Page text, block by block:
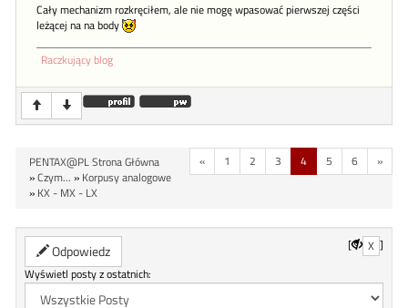
Cały mechanizm rozkręciłem, ale nie mogę wpasować pierwszej części
leżącej na na body
Raczkujący blog
« 1 2 3 4 5 6 »
PENTAX@PL Strona Główna
»Czym... » Korpusy analogowe
» KX - MX - LX
Odpowiedz [ X ]
Wyświetl posty z ostatnich: